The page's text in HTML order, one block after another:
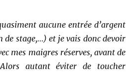
aucune entrée d’argent
stage,…) et je vais donc devoir
mes maigres réserves, avant de
autant éviter de toucher